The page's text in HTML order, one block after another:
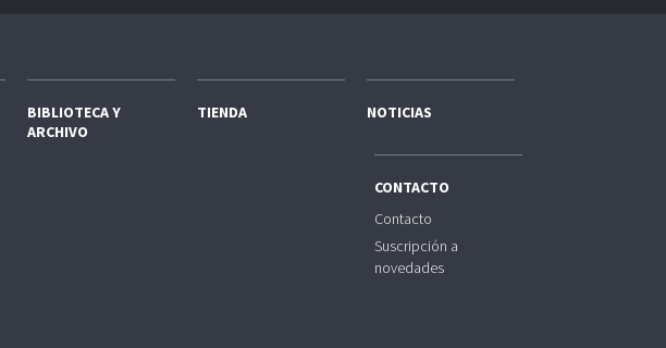
BIBLIOTECA Y
ARCHIVO
TIENDA NOTICIAS
CONTACTO
Contacto
Suscripción a
novedades